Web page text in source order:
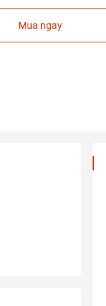
Mua ngay